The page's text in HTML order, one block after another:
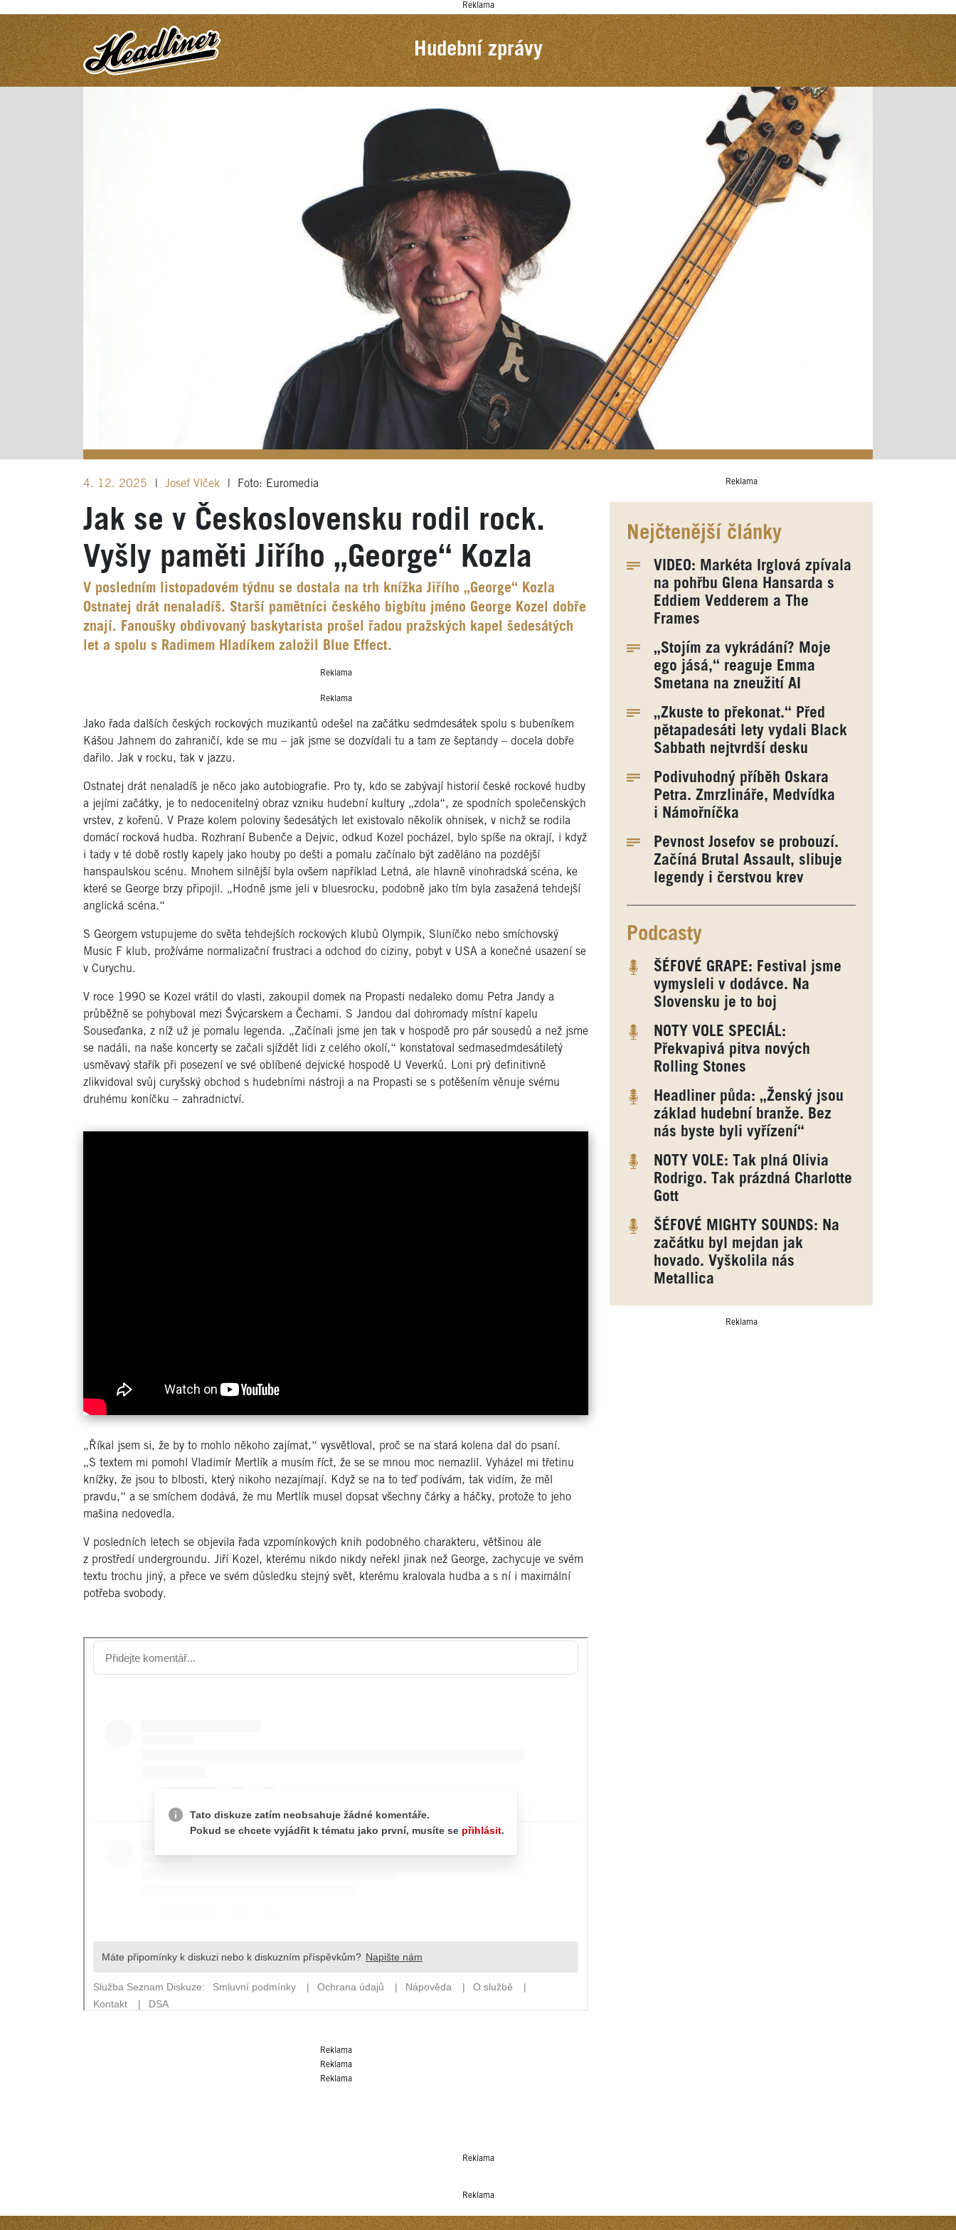
Reklama
Hudební zprávy
4. 12. 2025 Josef Vlček Foto: Euromedia
Jak se v Československu rodil rock.
Vyšly paměti Jiřího „George“ Kozla
V posledním listopadovém týdnu se dostala na trh knížka Jiřího „George“ Kozla
Ostnatej drát nenaladíš. Starší pamětníci českého bigbítu jméno George Kozel dobře
znají. Fanoušky obdivovaný baskytarista prošel řadou pražských kapel šedesátých
let a spolu s Radimem Hladíkem založil Blue Effect.
Reklama
Reklama
Jako řada dalších českých rockových muzikantů odešel na začátku sedmdesátek spolu s bubeníkem
Kášou Jahnem do zahraničí, kde se mu – jak jsme se dozvídali tu a tam ze šeptandy – docela dobře
dařilo. Jak v rocku, tak v jazzu.
Ostnatej drát nenaladíš je něco jako autobiografie. Pro ty, kdo se zabývají historií české rockové hudby
a jejími začátky, je to nedocenitelný obraz vzniku hudební kultury „zdola“, ze spodních společenských
vrstev, z kořenů. V Praze kolem poloviny šedesátých let existovalo několik ohnisek, v nichž se rodila
domácí rocková hudba. Rozhraní Bubenče a Dejvic, odkud Kozel pocházel, bylo spíše na okrají, i když
i tady v té době rostly kapely jako houby po dešti a pomalu začínalo být zaděláno na pozdější
hanspaulskou scénu. Mnohem silnější byla ovšem například Letná, ale hlavně vinohradská scéna, ke
které se George brzy připojil. „Hodně jsme jeli v bluesrocku, podobně jako tím byla zasažená tehdejší
anglická scéna.“
S Georgem vstupujeme do světa tehdejších rockových klubů Olympik, Sluníčko nebo smíchovský
Music F klub, prožíváme normalizační frustraci a odchod do ciziny, pobyt v USA a konečné usazení se
v Curychu.
V roce 1990 se Kozel vrátil do vlasti, zakoupil domek na Propasti nedaleko domu Petra Jandy a
průběžně se pohyboval mezi Švýcarskem a Čechami. S Jandou dal dohromady místní kapelu
Souseďanka, z níž už je pomalu legenda. „Začínali jsme jen tak v hospodě pro pár sousedů a než jsme
se nadáli, na naše koncerty se začali sjíždět lidi z celého okolí,“ konstatoval sedmasedmdesátiletý
usměvavý stařík při posezení ve své oblíbené dejvické hospodě U Veverků. Loni prý definitivně
zlikvidoval svůj curyšský obchod s hudebními nástroji a na Propasti se s potěšením věnuje svému
druhému koníčku – zahradnictví.
„Říkal jsem si, že by to mohlo někoho zajímat,“ vysvětloval, proč se na stará kolena dal do psaní.
„S textem mi pomohl Vladimír Mertlík a musím říct, že se se mnou moc nemazlil. Vyházel mi třetinu
knížky, že jsou to blbosti, který nikoho nezajímají. Když se na to teď podívám, tak vidím, že měl
pravdu,“ a se smíchem dodává, že mu Mertlík musel dopsat všechny čárky a háčky, protože to jeho
mašina nedovedla.
V posledních letech se objevila řada vzpomínkových knih podobného charakteru, většinou ale
z prostředí undergroundu. Jiří Kozel, kterému nikdo nikdy neřekl jinak než George, zachycuje ve svém
textu trochu jiný, a přece ve svém důsledku stejný svět, kterému kralovala hudba a s ní i maximální
potřeba svobody.
Reklama
Reklama
Reklama
Reklama
Nejčtenější články
VIDEO: Markéta Irglová zpívala
na pohřbu Glena Hansarda s
Eddiem Vedderem a The
Frames
„Stojím za vykrádání? Moje
ego jásá,“ reaguje Emma
Smetana na zneužití AI
„Zkuste to překonat.“ Před
pětapadesáti lety vydali Black
Sabbath nejtvrdší desku
Podivuhodný příběh Oskara
Petra. Zmrzlináře, Medvídka
i Námořníčka
Pevnost Josefov se probouzí.
Začíná Brutal Assault, slibuje
legendy i čerstvou krev
Podcasty
ŠÉFOVÉ GRAPE: Festival jsme
vymysleli v dodávce. Na
Slovensku je to boj
NOTY VOLE SPECIÁL:
Překvapivá pitva nových
Rolling Stones
Headliner půda: „Ženský jsou
základ hudební branže. Bez
nás byste byli vyřízení“
NOTY VOLE: Tak plná Olivia
Rodrigo. Tak prázdná Charlotte
Gott
ŠÉFOVÉ MIGHTY SOUNDS: Na
začátku byl mejdan jak
hovado. Vyškolila nás
Metallica
Reklama
Reklama
Reklama